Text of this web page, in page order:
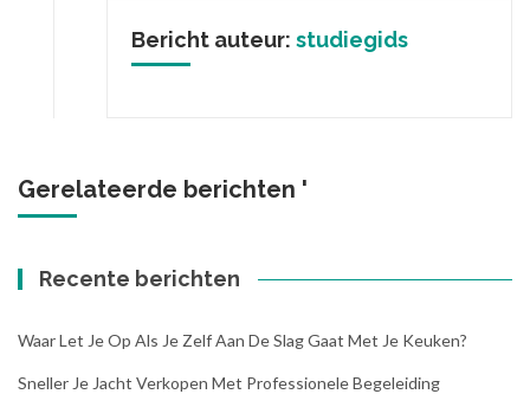
Bericht auteur: studiegids
Gerelateerde berichten '
Recente berichten
Waar Let Je Op Als Je Zelf Aan De Slag Gaat Met Je Keuken?
Sneller Je Jacht Verkopen Met Professionele Begeleiding